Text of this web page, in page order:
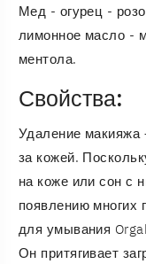
Мед - огурец -
лимонное масло -
ментола.
Свойства:
Удаление макияжа
за кожей.
на коже или сон с
появлению
для умывания
Он притягивает